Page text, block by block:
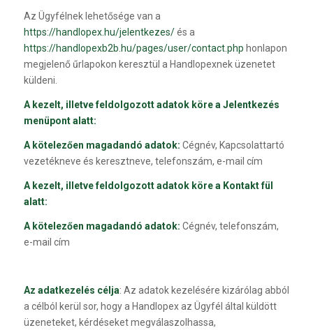
Az Ügyfélnek lehetősége van a
https://handlopex.hu/jelentkezes/és a
https://handlopexb2b.hu/pages/user/contact.php honlapon
megjelenő űrlapokon keresztül a Handlopexnek üzenetet
küldeni.
A kezelt, illetve feldolgozott adatok köre a Jelentkezés
menüpont alatt:
A kötelezően magadandó adatok: Cégnév, Kapcsolattartó
vezetékneve és keresztneve, telefonszám, e-mail cím
A kezelt, illetve feldolgozott adatok köre a Kontakt fül
alatt:
A kötelezően magadandó adatok: Cégnév, telefonszám,
e-mail cím
Az adatkezelés célja: Az adatok kezelésére kizárólag abból
a célból kerül sor, hogy a Handlopex az Ügyfél által küldött
üzeneteket, kérdéseket megválaszolhassa,